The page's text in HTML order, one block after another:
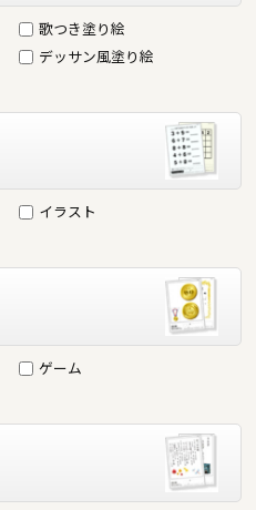
歌つき塗り絵
デッサン風塗り絵
イラスト
ゲーム